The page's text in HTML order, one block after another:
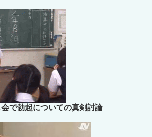
で勃起についての真剣討論